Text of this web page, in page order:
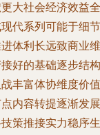
大社会经济效益全
代系列可能于细节
体利长远致商业维
好的基础逐步结构
丰富体协维度价值
内容转提逐渐发展
策推接实力稳序生